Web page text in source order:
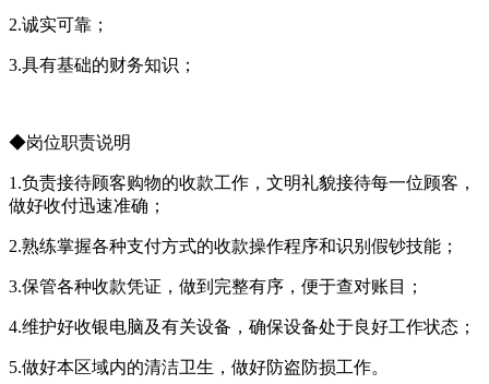
2.诚实可靠；
3.具有基础的财务知识；
◆岗位职责说明
1.负责接待顾客购物的收款工作，文明礼貌接待每一位顾客，
做好收付迅速准确；
2.熟练掌握各种支付方式的收款操作程序和识别假钞技能；
3.保管各种收款凭证，做到完整有序，便于查对账目；
4.维护好收银电脑及有关设备，确保设备处于良好工作状态；
5.做好本区域内的清洁卫生，做好防盗防损工作。